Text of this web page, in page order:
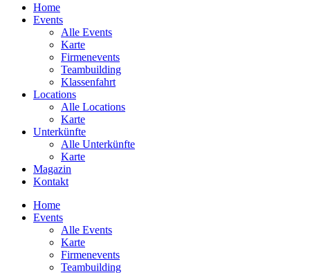
Home
Events
Alle Events
Karte
Firmenevents
Teambuilding
Klassenfahrt
Locations
Alle Locations
Karte
Unterkünfte
Alle Unterkünfte
Karte
Magazin
Kontakt
Home
Events
Alle Events
Karte
Firmenevents
Teambuilding